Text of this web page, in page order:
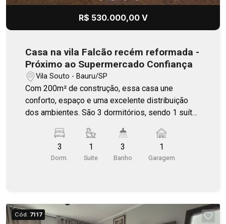
R$ 530.000,00 V
Casa na vila Falcão recém reformada -
Próximo ao Supermercado Confiança
Vila Souto - Bauru/SP
Com 200m² de construção, essa casa une
conforto, espaço e uma excelente distribuição
dos ambientes. São 3 dormitórios, sendo 1 suíte,
integrada e uma cozinha espaçosa, perfeita para
o dia a dia da família. A área gourmet com
churrasqueira traz ainda mais praticidade para
casa repaginada, com excelente padrão de
construção e cômodos amplos, localizada em
3
Dorm.
1
Suite
3
Banho
1
Garagem
Cód. 7117